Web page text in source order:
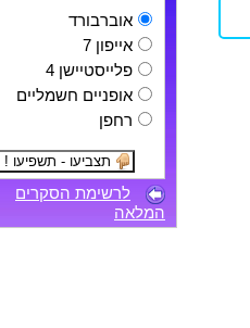
אוברבורד
אייפון 7
פלייסטיישן 4
אופניים חשמליים
רחפן
לרשימת הסקרים
המלאה